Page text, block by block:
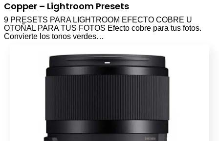
Copper – Lightroom Presets
9 PRESETS PARA LIGHTROOM EFECTO COBRE U
OTOÑAL PARA TUS FOTOS Efecto cobre para tus fotos.
Convierte los tonos verdes…